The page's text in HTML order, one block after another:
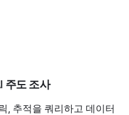
주도 조사
, 추적을 쿼리하고 데이터